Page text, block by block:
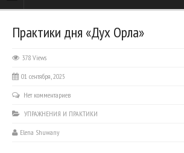
Практики дня «Дух Орла»
378 Views
01 сентября, 2025
Нет комментариев
УПРАЖНЕНИЯ И ПРАКТИКИ
Elena Shuwany